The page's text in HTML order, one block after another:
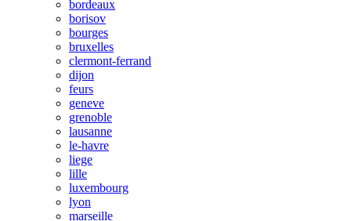
bordeaux
borisov
bourges
bruxelles
clermont-ferrand
dijon
feurs
geneve
grenoble
lausanne
le-havre
liege
lille
luxembourg
lyon
marseille